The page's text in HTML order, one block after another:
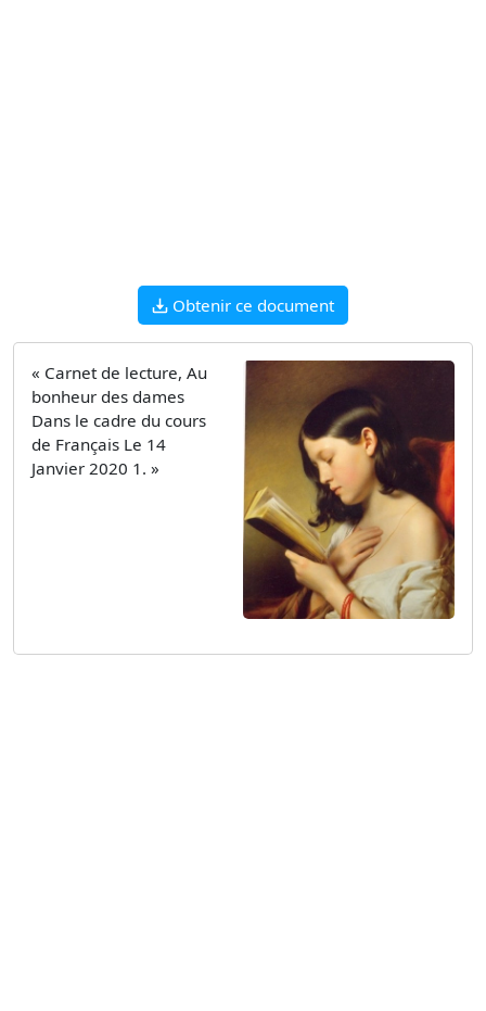
Obtenir ce document
« Carnet de lecture, Au
bonheur des dames
Dans le cadre du cours
de Français Le 14
Janvier 2020 1. »